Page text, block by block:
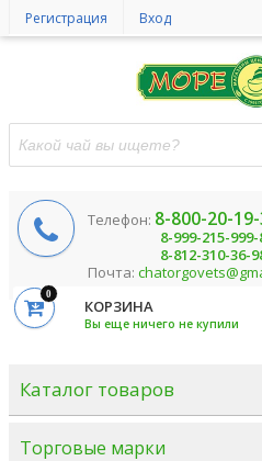
Регистрация Вход
Телефон: 8-800-20-
8-999-215-999-
8-812-310-36-
Почта:
0
КОРЗИНА
Вы еще ничего не купили
Каталог товаров
Торговые марки